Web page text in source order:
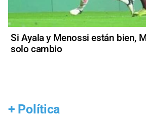
Si Ayala y Menossi están bien,
solo cambio
+ Política